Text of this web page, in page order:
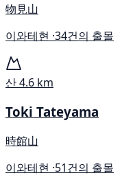
物見山
이와테현 ·34건의 출몰
산4.6 km
Toki Tateyama
時館山
이와테현 ·51건의 출몰